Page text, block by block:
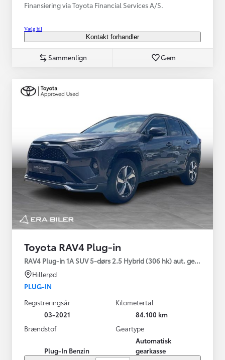
Finansiering via Toyota Financial Services A/S.
Vælg bil
Kontakt forhandler
Sammenlign Gem
Toyota RAV4 Plug-in
RAV4 Plug-in 1A SUV 5-dørs 2.5 Hybrid (306 hk) aut. gear
Hillerød
PLUG-IN
Registreringsår
03-2021
Kilometertal
84.100 km
Brændstof
Plug-In Benzin
Geartype
Automatisk
gearkasse